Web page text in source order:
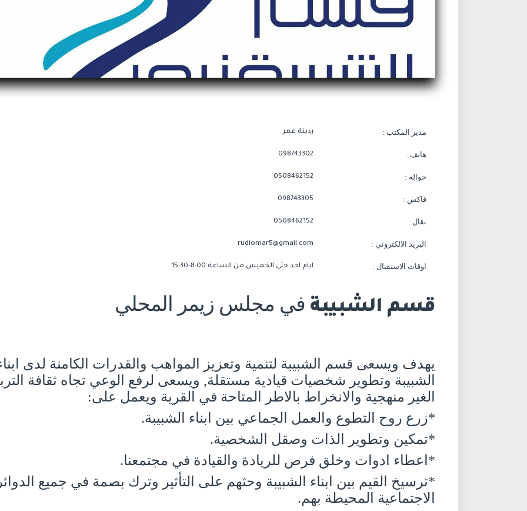
مدير المكتب : ردينة عمر
هاتف : 098743302
حواله : 0508462152
فاكس : 098743305
نقال : 0508462152
البريد الالكتروني : rudiomar5@gmail.com
اوقات الاستقبال : ايام احد حتى الخميس من الساعة 8:00-15:30
قسم الشبيبة في مجلس زيمر المحلي
يهدف ويسعى قسم الشبيبة لتنمية وتعزيز المواهب والقدرات الكامنة لدى
الشبيبة وتطوير شخصيات قيادية مستقلة, ويسعى لرفع الوعي تجاه ثقافة
الغير منهجية والانخراط بالاطر المتاحة في القرية ويعمل على:
*زرع روح التطوع والعمل الجماعي بين ابناء الشبيبة.
*تمكين وتطوير الذات وصقل الشخصية.
*اعطاء ادوات وخلق فرص للريادة والقيادة في مجتمعنا.
*ترسيخ القيم بين ابناء الشبيبة وحثهم على التأثير وترك بصمة في جميع
الاجتماعية المحيطة بهم.